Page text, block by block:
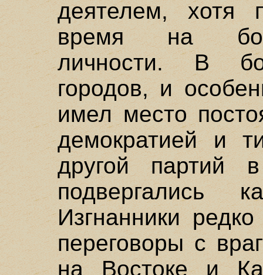
деятелем, хотя
время на
личности. В
городов, и
имел место
демократией и
другой партий
подвергались
Изгнанники
переговоры с
на Востоке и